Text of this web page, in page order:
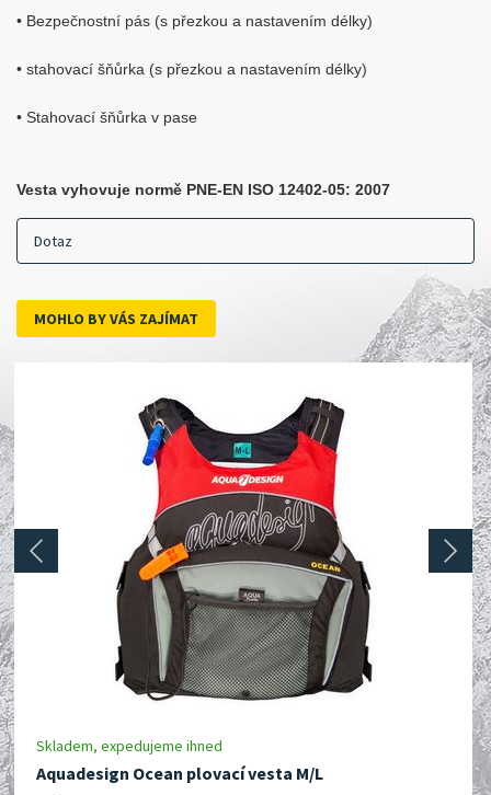
• Bezpečnostní pás (s přezkou a nastavením délky)
• stahovací šňůrka (s přezkou a nastavením délky)
• Stahovací šňůrka v pase
Vesta vyhovuje normě PNE-EN ISO 12402-05: 2007
Dotaz
MOHLO BY VÁS ZAJÍMAT
Skladem, expedujeme ihned
Aquadesign Ocean plovací vesta M/L
prev next